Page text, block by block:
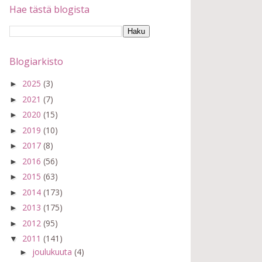
Hae tästä blogista
Blogiarkisto
► 2025 (3)
► 2021 (7)
► 2020 (15)
► 2019 (10)
► 2017 (8)
► 2016 (56)
► 2015 (63)
► 2014 (173)
► 2013 (175)
► 2012 (95)
▼ 2011 (141)
► joulukuuta (4)